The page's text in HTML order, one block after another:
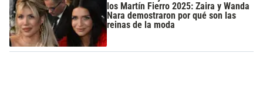
los Martín Fierro 2025: Zaira y Wanda
Nara demostraron por qué son las
reinas de la moda